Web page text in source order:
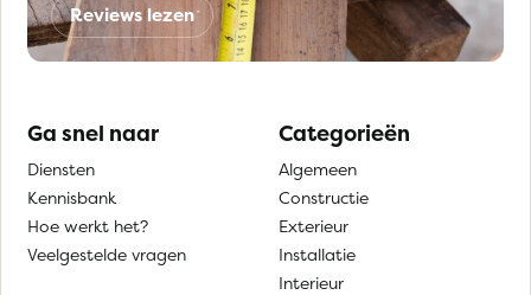
Reviews lezen
Ga snel naar
Diensten
Kennisbank
Hoe werkt het?
Veelgestelde vragen
Categorieën
Algemeen
Constructie
Exterieur
Installatie
Interieur